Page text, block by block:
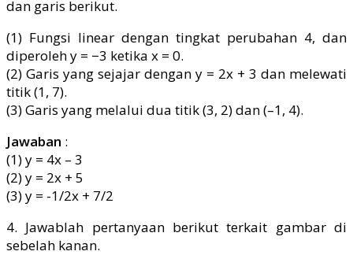
dan garis berikut.
(1) Fungsi linear dengan tingkat perubahan 4, dan
diperoleh y = −3 ketika x = 0.
(2) Garis yang sejajar dengan y = 2x + 3 dan melewati
titik (1, 7).
(3) Garis yang melalui dua titik (3, 2) dan (–1, 4).
Jawaban :
(1) y = 4x – 3
(2) y = 2x + 5
(3) y = -1/2x + 7/2
4. Jawablah pertanyaan berikut terkait gambar di
sebelah kanan.